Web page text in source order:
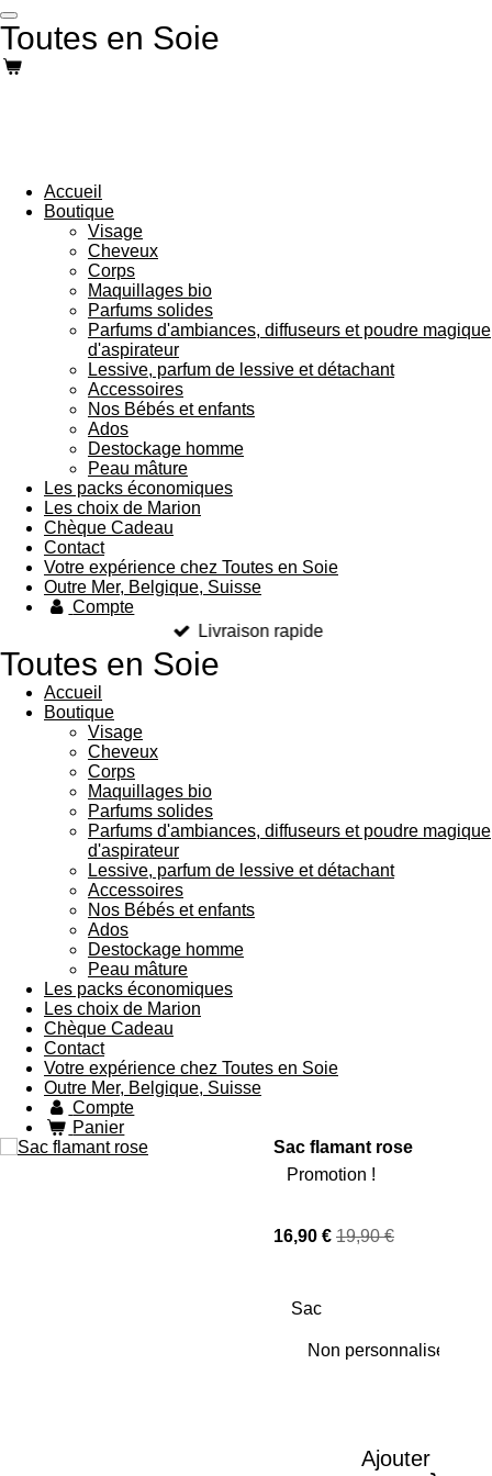
Passer
au
contenu
principal
Toutes en Soie
Accueil
Boutique
Visage
Cheveux
Corps
Maquillages bio
Parfums solides
Parfums d'ambiances, diffuseurs et poudre magique
d'aspirateur
Lessive, parfum de lessive et détachant
Accessoires
Nos Bébés et enfants
Ados
Destockage homme
Peau mâture
Les packs économiques
Les choix de Marion
Chèque Cadeau
Contact
Votre expérience chez Toutes en Soie
Outre Mer, Belgique, Suisse
Compte
Livraison rapide
Toutes en Soie
Accueil
Boutique
Visage
Cheveux
Corps
Maquillages bio
Parfums solides
Parfums d'ambiances, diffuseurs et poudre magique
d'aspirateur
Lessive, parfum de lessive et détachant
Accessoires
Nos Bébés et enfants
Ados
Destockage homme
Peau mâture
Les packs économiques
Les choix de Marion
Chèque Cadeau
Contact
Votre expérience chez Toutes en Soie
Outre Mer, Belgique, Suisse
Compte
Panier
Sac flamant rose
Promotion !
16,90 € 19,90 €
Sac
Ajouter